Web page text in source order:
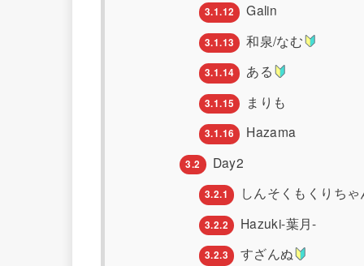
3.1.12 Galin
3.1.13 和泉/なむ
3.1.14 ある
3.1.15 まりも
3.1.16 Hazama
3.2 Day2
3.2.1 しんそくもくりちゃ
3.2.2 Hazuki-葉月-
3.2.3 すざんぬ